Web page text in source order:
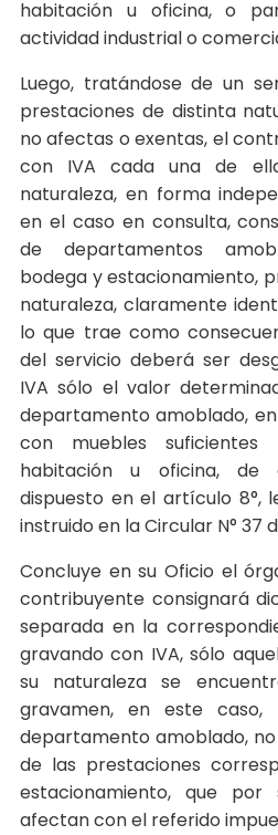
habitación u oficina, o
actividad industrial o
Luego, tratándose de un
prestaciones de distinta
no afectas o exentas, el
con IVA cada una de
naturaleza, en forma
en el caso en consulta,
de departamentos
bodega y estacionamiento,
naturaleza, claramente
lo que trae como
del servicio deberá ser
IVA sólo el valor
departamento amoblado,
con muebles
habitación u oficina, de
dispuesto en el artículo 8°,
instruido en la Circular N° 37
Concluye en su Oficio el
contribuyente consignará
separada en la
gravando con IVA, sólo
su naturaleza se
gravamen, en este
departamento amoblado,
de las prestaciones
estacionamiento, que
afectan con el referido